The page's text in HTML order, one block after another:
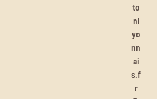
to
nl
yo
nn
ai
s.f
r